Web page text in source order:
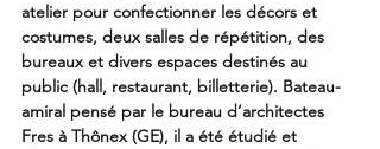
atelier pour confectionner les décors et
costumes, deux salles de répétition, des
bureaux et divers espaces destinés au
public (hall, restaurant, billetterie). Bateau-
amiral pensé par le bureau d’architectes
Fres à Thônex (GE), il a été étudié et